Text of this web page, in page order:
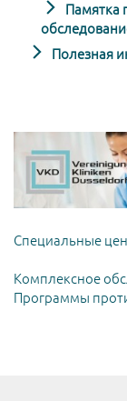
Памятка
Полезная
Специальные
Комплексное
Программы